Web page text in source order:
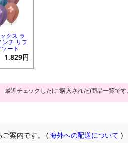
クス ラ
ンチ リフ
ート
1,829円
最近チェックした(ご購入された)商品一覧です
ご案内です。 (海外への配送について )